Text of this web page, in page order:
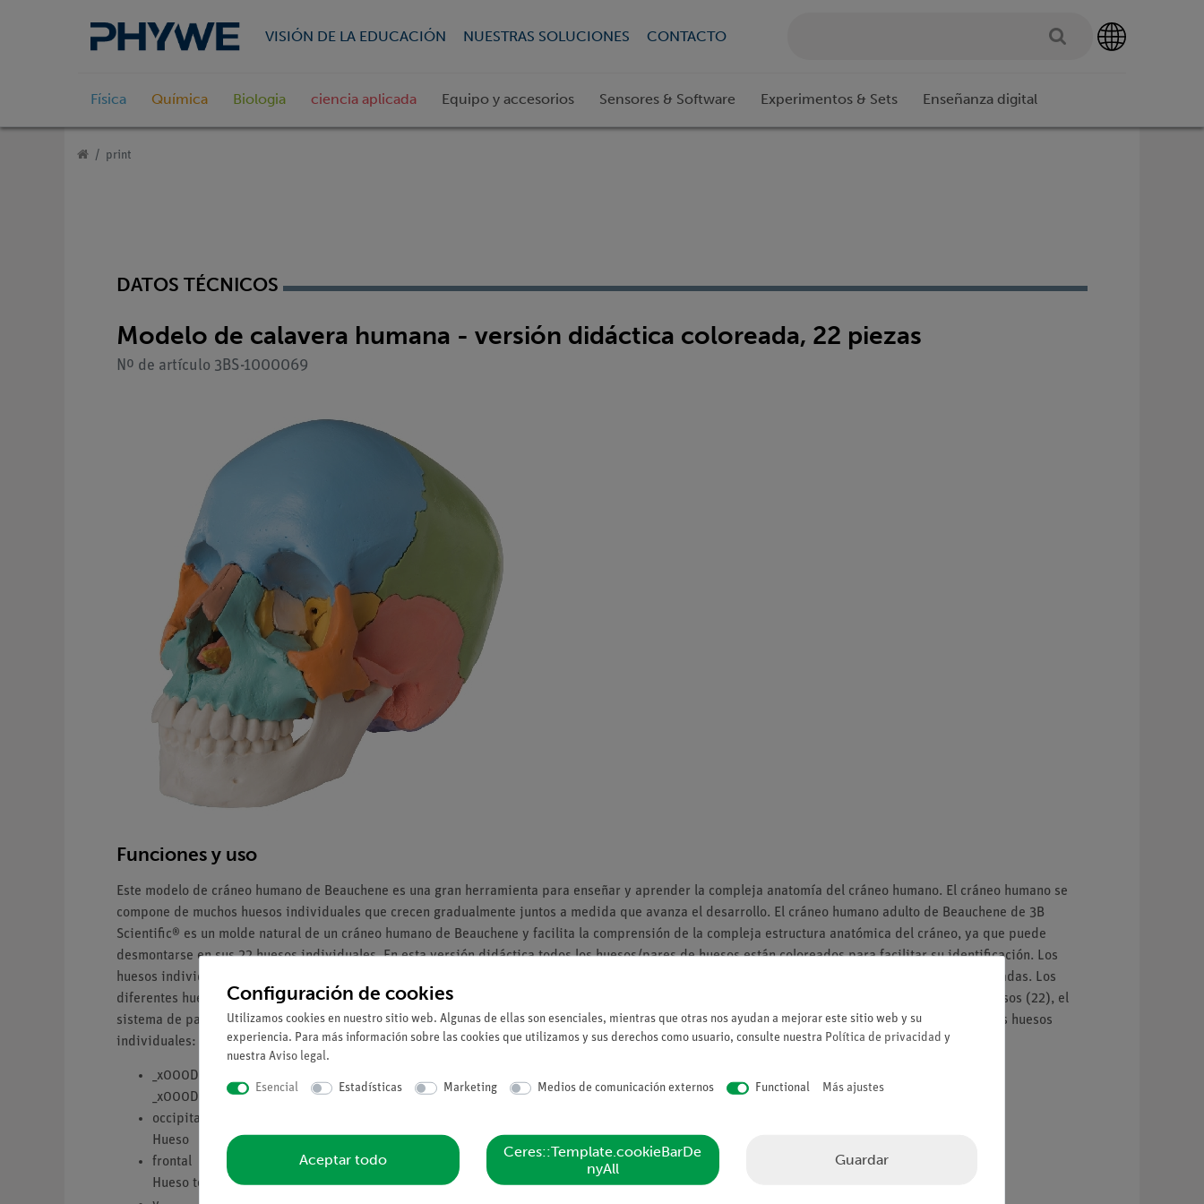
VISIÓN DE LA EDUCACIÓN NUESTRAS SOLUCIONES CONTACTO
Física Química Biologia ciencia aplicada Equipo y accesorios Sensores & Software Experimentos & Sets Enseñanza digital
print
DATOS TÉCNICOS
Modelo de calavera humana - versión didáctica coloreada, 22 piezas
Nº de artículo 3BS-1000069
Funciones y uso
Este modelo de cráneo humano de Beauchene es una gran herramienta para enseñar y aprender la compleja anatomía del cráneo humano. El cráneo humano se
compone de muchos huesos individuales que crecen gradualmente juntos a medida que avanza el desarrollo. El cráneo humano adulto de Beauchene de 3B
Scientific® es un molde natural de un cráneo humano de Beauchene y facilita la comprensión de la compleja estructura anatómica del cráneo, ya que puede
desmontarse en sus 22 huesos individuales. En esta versión didáctica todos los huesos/pares de huesos están coloreados para facilitar su identificación. Los
huesos individuales se pueden volver a ensamblar mediante conectores discretos y estables fijados en las suturas del cráneo ligeramente simplificadas. Los
diferentes huesos se unen mediante un ingenioso sistema de pasadores internos que no afecta a la anatomía natural. Debido al gran número de huesos (22), el
sistema de pasadores ofrece la ventaja de ser más estable en comparación con las conexiones magnéticas. El cráneo está formado por los siguientes huesos
individuales:
_x000D_ Hueso parietal (izquierdo y derecho)
_x000D_ Hueso
occipital_x000D_
Hueso
frontal
Hueso temporal (izquierdo
Configuración de cookies
Utilizamos cookies en nuestro sitio web. Algunas de ellas son esenciales, mientras que otras nos ayudan a mejorar este sitio web y su
experiencia. Para más información sobre las cookies que utilizamos y sus derechos como usuario, consulte nuestra Política de privacidad y
nuestra Aviso legal.
Esencial Estadísticas Marketing Medios de comunicación externos Functional Más ajustes
Aceptar todo
Ceres::Template.cookieBarDe
nyAll
Guardar